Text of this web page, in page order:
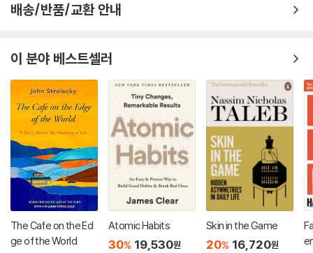
배송/반품/교환 안내
이 분야 베스트셀러
The Cafe on the Ed
ge of the World
Atomic Habits
30% 19,530원
Skin in the Game
20% 16,720원